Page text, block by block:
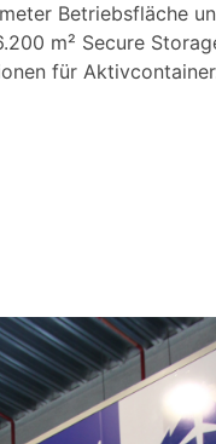
Betriebsfläche
m² Secure
für